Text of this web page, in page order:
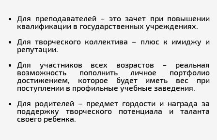
Для преподавателей – это зачет при повышении
квалификации в государственных учреждениях.
Для творческого коллектива – плюс к имиджу и
репутации.
Для участников всех возрастов – реальная
возможность пополнить личное портфолио
достижением, которое будет иметь вес при
поступлении в профильные учебные заведения.
Для родителей – предмет гордости и награда за
поддержку творческого потенциала и таланта
своего ребенка.